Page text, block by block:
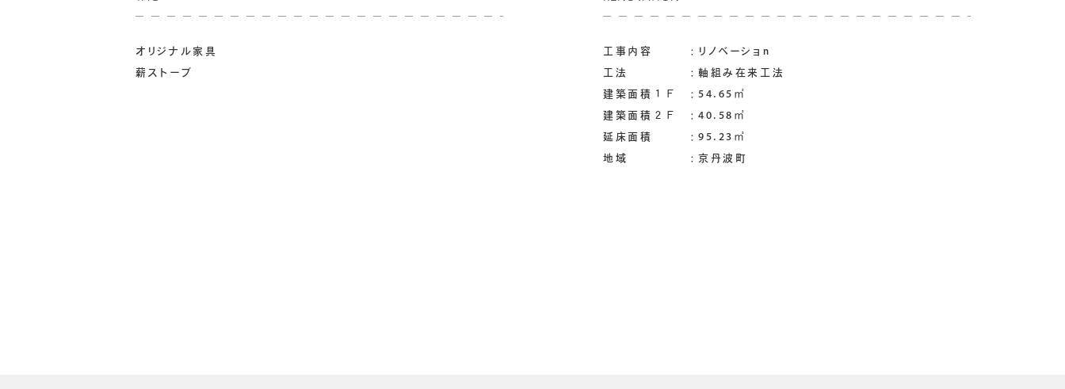
オリジナル家具
薪ストーブ
工事内容 ：リノベーショn
工法 ：軸組み在来工法
建築面積１Ｆ ：54.65㎡
建築面積２Ｆ ：40.58㎡
延床面積 ：95.23㎡
地域 ：京丹波町